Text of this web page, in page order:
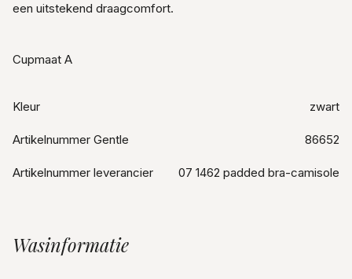
een uitstekend draagcomfort.
Cupmaat A
Kleur zwart
Artikelnummer Gentle 86652
Artikelnummer leverancier 07 1462 padded bra-camisole
Wasinformatie